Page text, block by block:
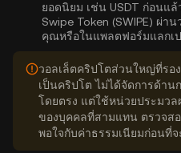
ยอดนิยม เช่น USDT ก่อนแล้
Swipe Token (SWIPE) ผ่า
คุณหรือในแพลตฟอร์มแลกเ
วอลเล็ตคริปโตส่วนใหญ่ที่รอ
เป็นคริปโต ไม่ได้จัดการด้าน
โดยตรง แต่ใช้หน่วยประมวล
ของบุคคลที่สามแทน ตรวจส
พอใจกับค่าธรรมเนียมก่อนที่